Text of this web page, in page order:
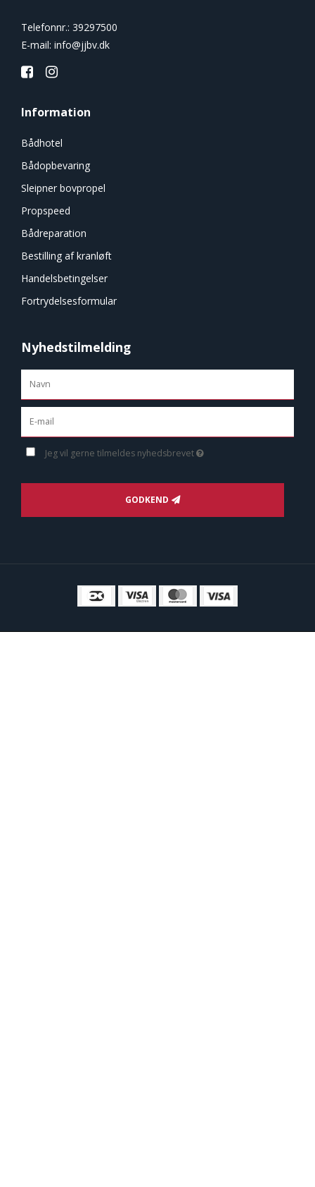
Telefonnr.: 39297500
E-mail: info@jjbv.dk
Information
Bådhotel
Bådopbevaring
Sleipner bovpropel
Propspeed
Bådreparation
Bestilling af kranløft
Handelsbetingelser
Fortrydelsesformular
Nyhedstilmelding
Jeg vil gerne tilmeldes nyhedsbrevet
GODKEND